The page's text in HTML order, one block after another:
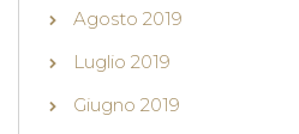
Agosto 2019
Luglio 2019
Giugno 2019